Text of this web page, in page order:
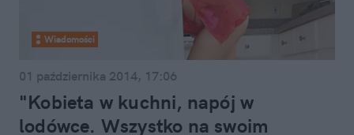
Wiadomości
01 października 2014, 17:06
"Kobieta w kuchni, napój w
lodówce. Wszystko na swoim